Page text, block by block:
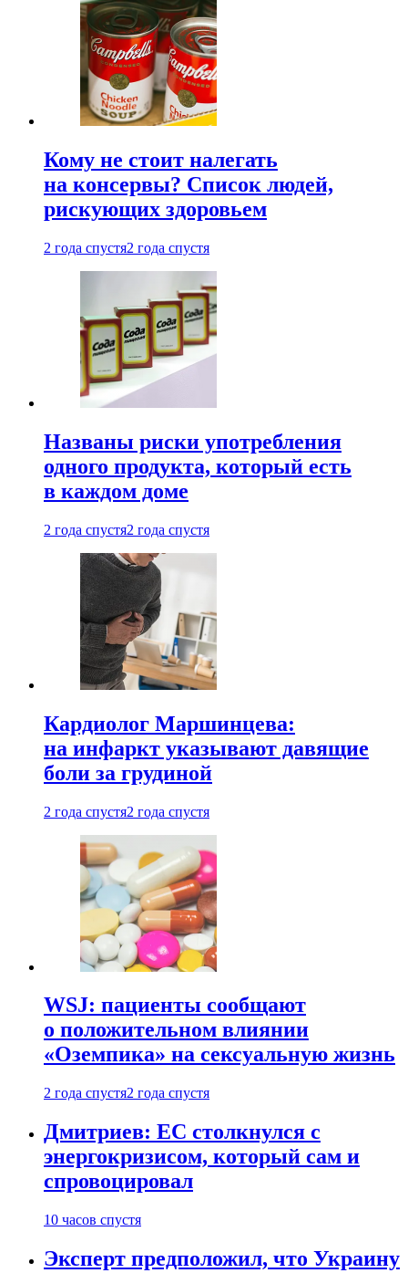
Кому не стоит налегать
на консервы? Список людей,
рискующих здоровьем
2 года спустя2 года спустя
Названы риски употребления
одного продукта, который есть
в каждом доме
2 года спустя2 года спустя
Кардиолог Маршинцева:
на инфаркт указывают давящие
боли за грудиной
2 года спустя2 года спустя
WSJ: пациенты сообщают
о положительном влиянии
«Оземпика» на сексуальную жизнь
2 года спустя2 года спустя
Дмитриев: ЕС столкнулся с
энергокризисом, который сам и
спровоцировал
10 часов спустя
Эксперт предположил, что Украину